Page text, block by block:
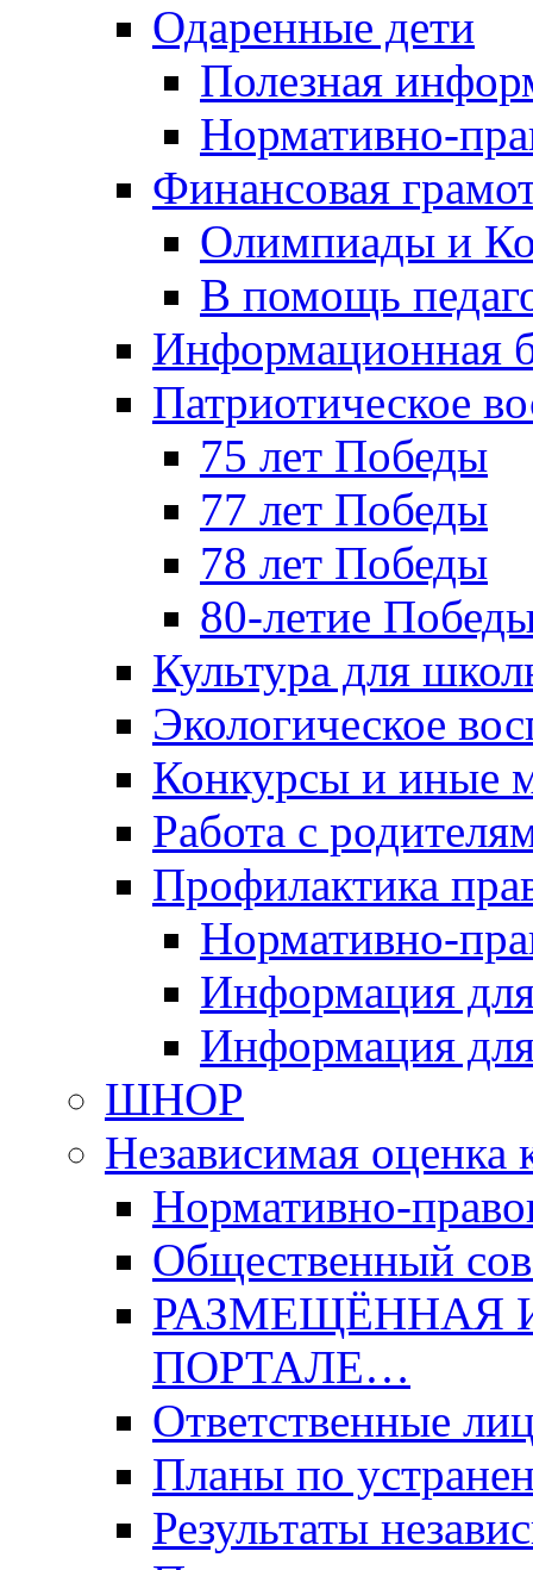
Одаренные дети
Полезная
Нормативно-
Финансовая
Олимпиады и
В помощь
Информационная
Патриотическое
75 лет Победы
77 лет Победы
78 лет Победы
80-летие
Культура для
Экологическое
Конкурсы и иные
Работа с
Профилактика
Нормативно-
Информация для
Информация
ШНОР
Независимая оценка
Нормативно-
Общественный
РАЗМЕЩЁННАЯ
ПОРТАЛЕ…
Ответственные
Планы по
Результаты